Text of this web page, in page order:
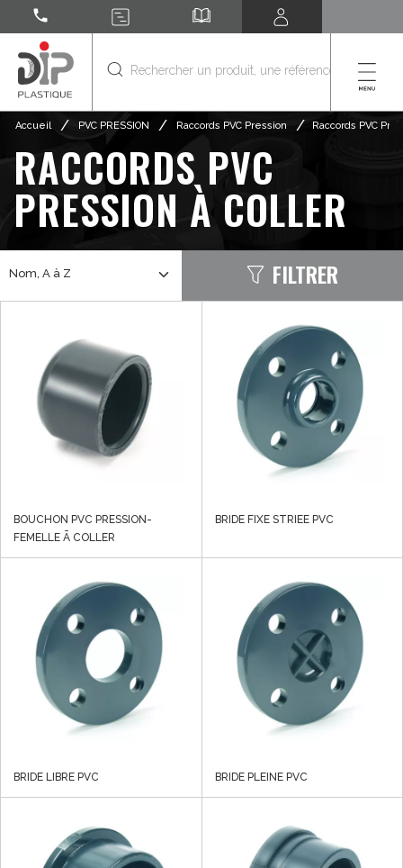
call
Accueil / PVC PRESSION / Raccords PVC Pression / Raccords PVC
RACCORDS PVC
PRESSION À COLLER
Nom, A à Z FILTRER
PAR
BOUCHON PVC PRESSION-
FEMELLE Ã COLLER
BRIDE FIXE STRIEE PVC
BRIDE LIBRE PVC BRIDE PLEINE PVC